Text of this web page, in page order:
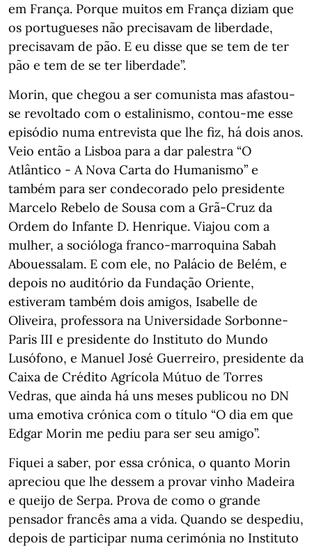
em França. Porque muitos em França diziam que
os portugueses não precisavam de liberdade,
precisavam de pão. E eu disse que se tem de ter
pão e tem de se ter liberdade”.
Morin, que chegou a ser comunista mas afastou-
se revoltado com o estalinismo, contou-me esse
episódio numa entrevista que lhe fiz, há dois anos.
Veio então a Lisboa para a dar palestra “O
Atlântico - A Nova Carta do Humanismo” e
também para ser condecorado pelo presidente
Marcelo Rebelo de Sousa com a Grã-Cruz da
Ordem do Infante D. Henrique. Viajou com a
mulher, a socióloga franco-marroquina Sabah
Abouessalam. E com ele, no Palácio de Belém, e
depois no auditório da Fundação Oriente,
estiveram também dois amigos, Isabelle de
Oliveira, professora na Universidade Sorbonne-
Paris III e presidente do Instituto do Mundo
Lusófono, e Manuel José Guerreiro, presidente da
Caixa de Crédito Agrícola Mútuo de Torres
Vedras, que ainda há uns meses publicou no DN
uma emotiva crónica com o título “O dia em que
Edgar Morin me pediu para ser seu amigo”.
Fiquei a saber, por essa crónica, o quanto Morin
apreciou que lhe dessem a provar vinho Madeira
e queijo de Serpa. Prova de como o grande
pensador francês ama a vida. Quando se despediu,
depois de participar numa cerimónia no Instituto